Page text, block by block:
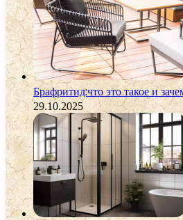
Брафритид:что это такое и
29.10.2025